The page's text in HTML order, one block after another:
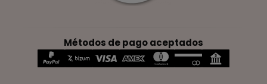
Métodos de pago aceptados